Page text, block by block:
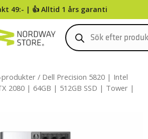
49:- | 👍 Alltid 1 års garanti
0
produkter / Dell Precision 5820 | Intel
2080 | 64GB | 512GB SSD | Tower |